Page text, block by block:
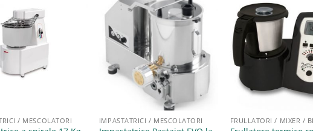
Aggiungi
/ MESCOLATORI
alla lista
dei
desideri
IMPASTATRICI / MESCOLATORI FRULLATORI / MIXER /